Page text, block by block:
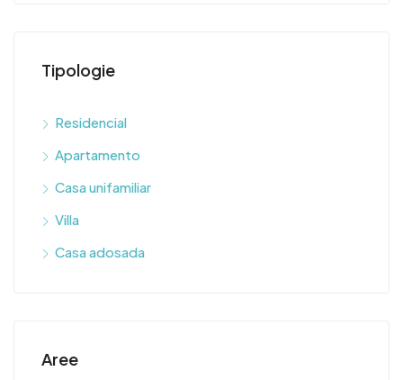
Tipologie
Residencial
Apartamento
Casa unifamiliar
Villa
Casa adosada
Aree